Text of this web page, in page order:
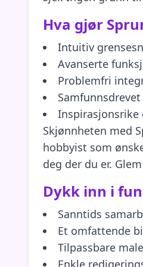
Hva gjør
Intuitiv
Avanserte
Problemfri
Skjønnheten med
hobbyist som
deg der du er.
Dykk inn i
Sanntids
Et omfattende
Tilpassbare